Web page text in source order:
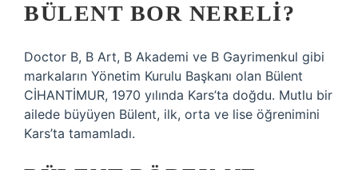
BÜLENT BOR NERELI?
Doctor B, B Art, B Akademi ve B Gayrimenkul gibi
markaların Yönetim Kurulu Başkanı olan Bülent
CİHANTİMUR, 1970 yılında Kars’ta doğdu. Mutlu bir
ailede büyüyen Bülent, ilk, orta ve lise öğrenimini
Kars’ta tamamladı.